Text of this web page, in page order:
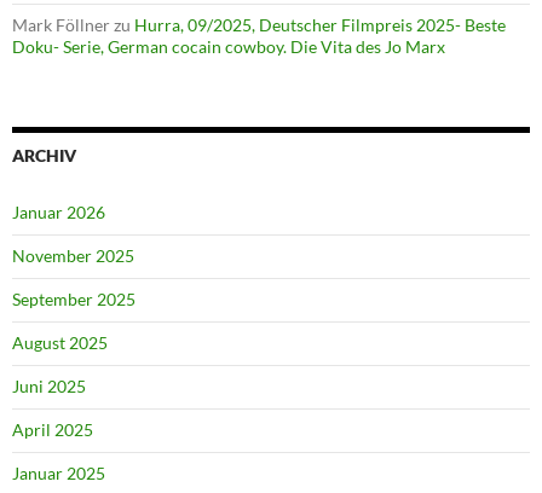
Mark Föllnerzu Hurra, 09/2025, Deutscher Filmpreis 2025- Beste
Doku- Serie, German cocain cowboy. Die Vita des Jo Marx
ARCHIV
Januar 2026
November 2025
September 2025
August 2025
Juni 2025
April 2025
Januar 2025